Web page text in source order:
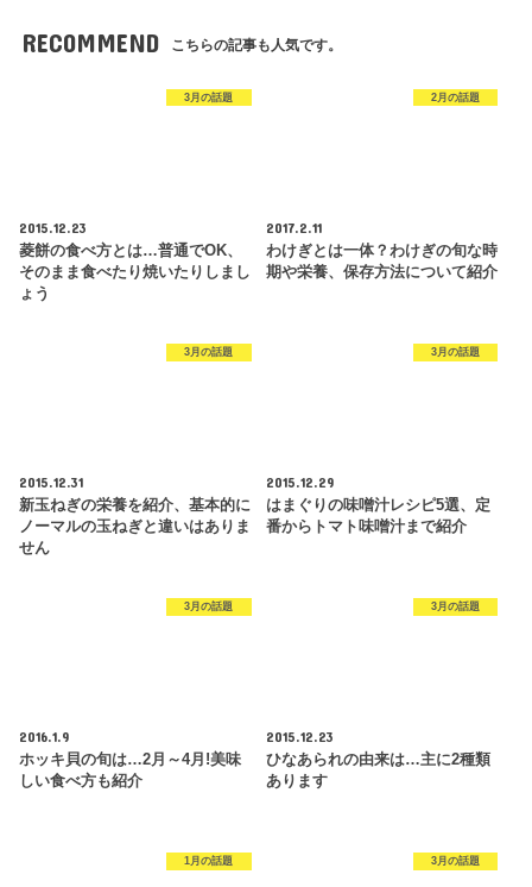
RECOMMEND こちらの記事も人気です。
3月の話題
2015.12.23
菱餅の食べ方とは…普通でOK、
そのまま食べたり焼いたりしまし
ょう
2月の話題
2017.2.11
わけぎとは一体？わけぎの旬な時
期や栄養、保存方法について紹介
3月の話題
2015.12.31
新玉ねぎの栄養を紹介、基本的に
ノーマルの玉ねぎと違いはありま
せん
3月の話題
2015.12.29
はまぐりの味噌汁レシピ5選、定
番からトマト味噌汁まで紹介
3月の話題
2016.1.9
ホッキ貝の旬は…2月～4月!美味
しい食べ方も紹介
3月の話題
2015.12.23
ひなあられの由来は…主に2種類
あります
1月の話題 3月の話題